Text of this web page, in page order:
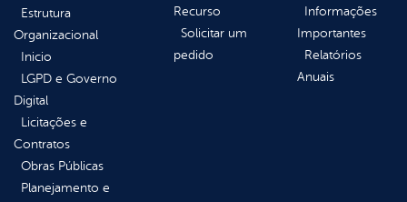
Estrutura
Organizacional
Inicio
LGPD e Governo
Digital
Licitações e
Contratos
Obras Públicas
Planejamento e
Recurso
Solicitar um
pedido
Informações
Importantes
Relatórios
Anuais